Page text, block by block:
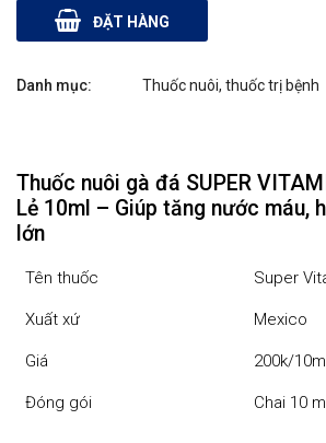
gà đá SUPER
5500 - Lẻ
tăng nước
máu, hừng
ĐẶT HÀNG
Danh mục: Thuốc nuôi, thuốc trị bệnh​
Thuốc nuôi gà đá SUPER
Lẻ 10ml – Giúp tăng nước máu,
lớn
Tên thuốc Super
Xuất xứ Mexico
Giá 200k/
Đóng gói Chai 10